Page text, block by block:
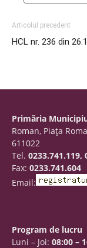
Articolul precedent
HCL nr. 236 din
Primăria
Roman, Piaţa
611022
Tel. 0233.741.119,
Fax: 0233.741.604
Email:
Program de lucru
Luni – Joi: 08:00 –